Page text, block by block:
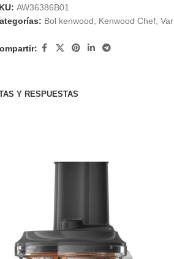
AW36386B01
Bol kenwood Kenwood Chef,
Y RESPUESTAS